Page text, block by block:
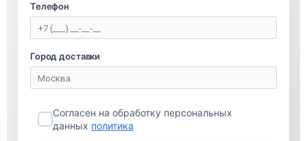
Телефон
Город доставки
Согласен на обработку персональных
данных политика